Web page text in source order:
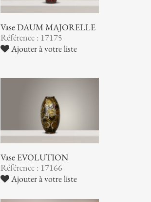
Vase DAUM MAJORELLE
Référence : 17175
Ajouter à votre liste
Vase EVOLUTION
Référence : 17166
Ajouter à votre liste